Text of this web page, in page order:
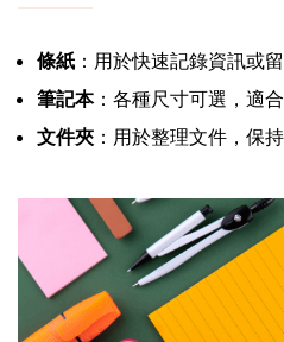
條紙 ：用於快速記錄資訊或留
筆記本：各種尺寸可選，適
文件夾 ：用於整理文件，保